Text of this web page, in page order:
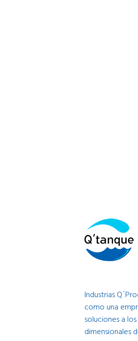
Industrias
como una
soluciones a
dimensionales